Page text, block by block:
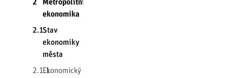
2
Metropolitní
ekonomika
2.1Stav
ekonomiky
města
2.1.1Ekonomický